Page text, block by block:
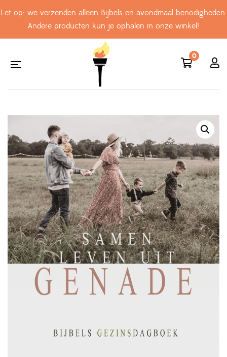
Let op: we verzenden alleen Bijbels en avondmaal benodigheden.
Andere producten kun je ophalen in onze winkel!
0